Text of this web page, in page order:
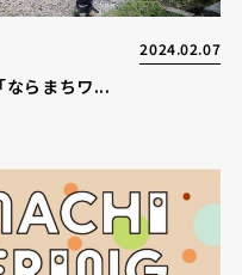
2024.02.07
ならまちワ...